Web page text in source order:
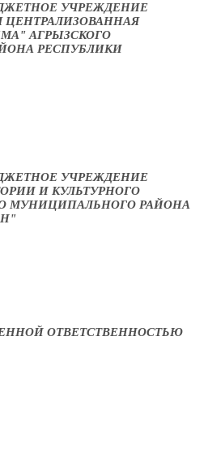
УЧРЕЖДЕНИЕ
ЦЕНТРАЛИЗОВАННАЯ
АГРЫЗСКОГО
РЕСПУБЛИКИ
УЧРЕЖДЕНИЕ
И КУЛЬТУРНОГО
МУНИЦИПАЛЬНОГО РАЙОНА
ОТВЕТСТВЕННОСТЬЮ